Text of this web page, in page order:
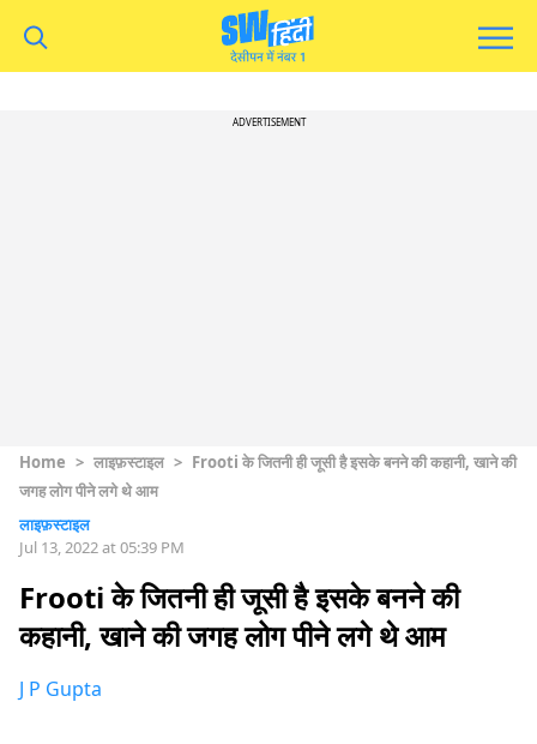
ADVERTISEMENT
Home > लाइफ़स्टाइल > Frooti के जितनी ही जूसी है इसके बनने की कहानी, खाने की
जगह लोग पीने लगे थे आम
लाइफ़स्टाइल
Jul 13, 2022 at 05:39 PM
Frooti के जितनी ही जूसी है इसके बनने की
कहानी, खाने की जगह लोग पीने लगे थे आम
J P Gupta